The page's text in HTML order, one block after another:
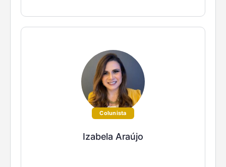
Colunista
Izabela Araújo